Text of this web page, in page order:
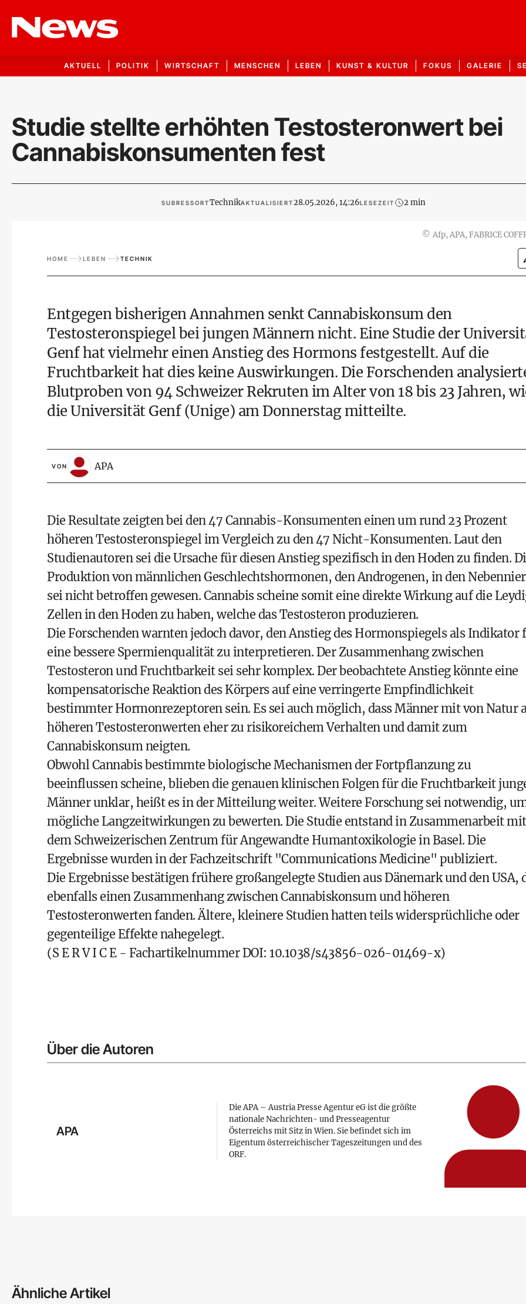
AKTUELL POLITIK WIRTSCHAFT MENSCHEN LEBEN KUNST & KULTUR FOKUS GALERIE
Studie stellte erhöhten Testosteronwert bei
Cannabiskonsumenten fest
SUBRESSORTTechnikAKTUALISIERT28.05.2026, 14:26LESEZEIT 2 min
© Afp, APA, FABRICE
HOME LEBEN TECHNIK
Entgegen bisherigen Annahmen senkt Cannabiskonsum den
Testosteronspiegel bei jungen Männern nicht. Eine Studie der
Genf hat vielmehr einen Anstieg des Hormons festgestellt. Auf die
Fruchtbarkeit hat dies keine Auswirkungen. Die Forschenden
Blutproben von 94 Schweizer Rekruten im Alter von 18 bis 23 Jahren,
die Universität Genf (Unige) am Donnerstag mitteilte.
VON APA
Die Resultate zeigten bei den 47 Cannabis-Konsumenten einen um rund 23 Prozent
höheren Testosteronspiegel im Vergleich zu den 47 Nicht-Konsumenten. Laut den
Studienautoren sei die Ursache für diesen Anstieg spezifisch in den Hoden zu finden.
Produktion von männlichen Geschlechtshormonen, den Androgenen, in den
sei nicht betroffen gewesen. Cannabis scheine somit eine direkte Wirkung auf die
Zellen in den Hoden zu haben, welche das Testosteron produzieren.
Die Forschenden warnten jedoch davor, den Anstieg des Hormonspiegels als Indikator
eine bessere Spermienqualität zu interpretieren. Der Zusammenhang zwischen
Testosteron und Fruchtbarkeit sei sehr komplex. Der beobachtete Anstieg könnte eine
kompensatorische Reaktion des Körpers auf eine verringerte Empfindlichkeit
bestimmter Hormonrezeptoren sein. Es sei auch möglich, dass Männer mit von Natur
höheren Testosteronwerten eher zu risikoreichem Verhalten und damit zum
Cannabiskonsum neigten.
Obwohl Cannabis bestimmte biologische Mechanismen der Fortpflanzung zu
beeinflussen scheine, blieben die genauen klinischen Folgen für die Fruchtbarkeit
Männer unklar, heißt es in der Mitteilung weiter. Weitere Forschung sei notwendig,
mögliche Langzeitwirkungen zu bewerten. Die Studie entstand in Zusammenarbeit mit
dem Schweizerischen Zentrum für Angewandte Humantoxikologie in Basel. Die
Ergebnisse wurden in der Fachzeitschrift "Communications Medicine" publiziert.
Die Ergebnisse bestätigen frühere großangelegte Studien aus Dänemark und den USA,
ebenfalls einen Zusammenhang zwischen Cannabiskonsum und höheren
Testosteronwerten fanden. Ältere, kleinere Studien hatten teils widersprüchliche oder
gegenteilige Effekte nahegelegt.
(S E R V I C E - Fachartikelnummer DOI: 10.1038/s43856-026-01469-x)
Über die Autoren
APA
Die APA – Austria Presse Agentur eG ist die größte
nationale Nachrichten- und Presseagentur
Österreichs mit Sitz in Wien. Sie befindet sich im
Eigentum österreichischer Tageszeitungen und des
ORF.
Ähnliche Artikel